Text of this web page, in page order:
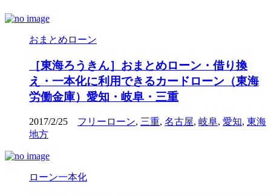
おまとめローン
［東海ろうきん］おまとめローン・借り換
え・一本化に利用できるカードローン（東海
労働金庫）愛知・岐阜・三重
2017/2/25 フリーローン, 三重, 名古屋, 岐阜, 愛知, 東海
地方
ローン一本化